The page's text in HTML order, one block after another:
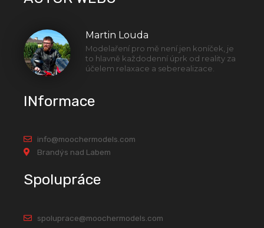
Martin Louda
Modelaření pro mě není jen koníček, je
to hlavně každodenní úprk od reality za
účelem relaxace a seberealizace.
INformace
info@moochermodels.com
Brandýs nad Labem
Spolupráce
spoluprace@moochermodels.com